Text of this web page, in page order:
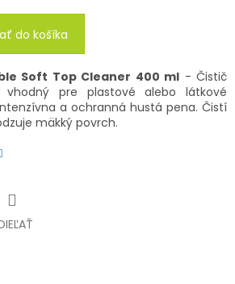
do košíka
Soft Top Cleaner 400 ml - Čistič
vhodný pre plastové alebo látkové
a ochranná hustá pena. Čistí
mäkký povrch.